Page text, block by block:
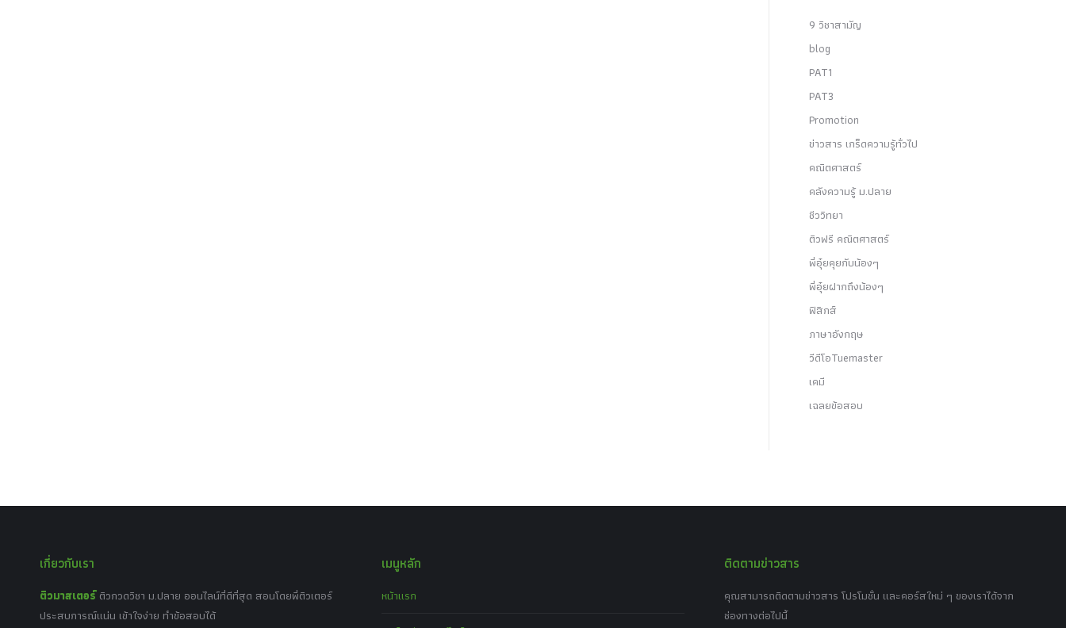
9 วิชาสามัญ
blog
PAT1
PAT3
Promotion
ข่าวสาร เกร็ดความรู้ทั่วไป
คณิตศาสตร์
คลังความรู้ ม.ปลาย
ชีววิทยา
ติวฟรี คณิตศาสตร์
พี่อุ๋ยคุยกับน้องๆ
พี่อุ๋ยฝากถึงน้องๆ
ฟิสิกส์
ภาษาอังกฤษ
วีดีโอTuemaster
เคมี
เฉลยข้อสอบ
เกี่ยวกับเรา
ติวมาสเตอร์ ติวกวดวิชา ม.ปลาย ออนไลน์ที่ดีที่สุด สอนโดยพี่ติวเตอร์
ประสบการณ์แน่น เข้าใจง่าย ทำข้อสอบได้
เมนูหลัก
หน้าแรก
ติดตามข่าวสาร
คุณสามารถติดตามข่าวสาร โปรโมชั่น และคอร์สใหม่ ๆ ของเราได้จาก
ช่องทางต่อไปนี้